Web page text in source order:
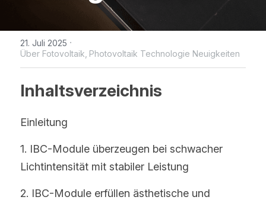
IBC Solarmodul-Technologie
Bifaciale Solarmodul-Technologi
Shingled Solarmodule Technologi
Zeitlich begrenzte Aktion
Photovoltaik Technologie Neuigk
Maysun Solar Nachrichten
Kontaktieren Sie uns
Treten der Facebook-Gruppe bei
WhatsApp
21. Juli 2025 ·
Über Fotovoltaik, Photovoltaik Technologie Neuigkeiten
Inhaltsverzeichnis
Einleitung
1. IBC-Module überzeugen bei schwacher
Lichtintensität mit stabiler Leistung
2. IBC-Module erfüllen ästhetische und